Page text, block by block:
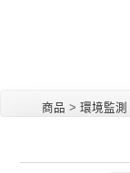
商品 > 環境監測